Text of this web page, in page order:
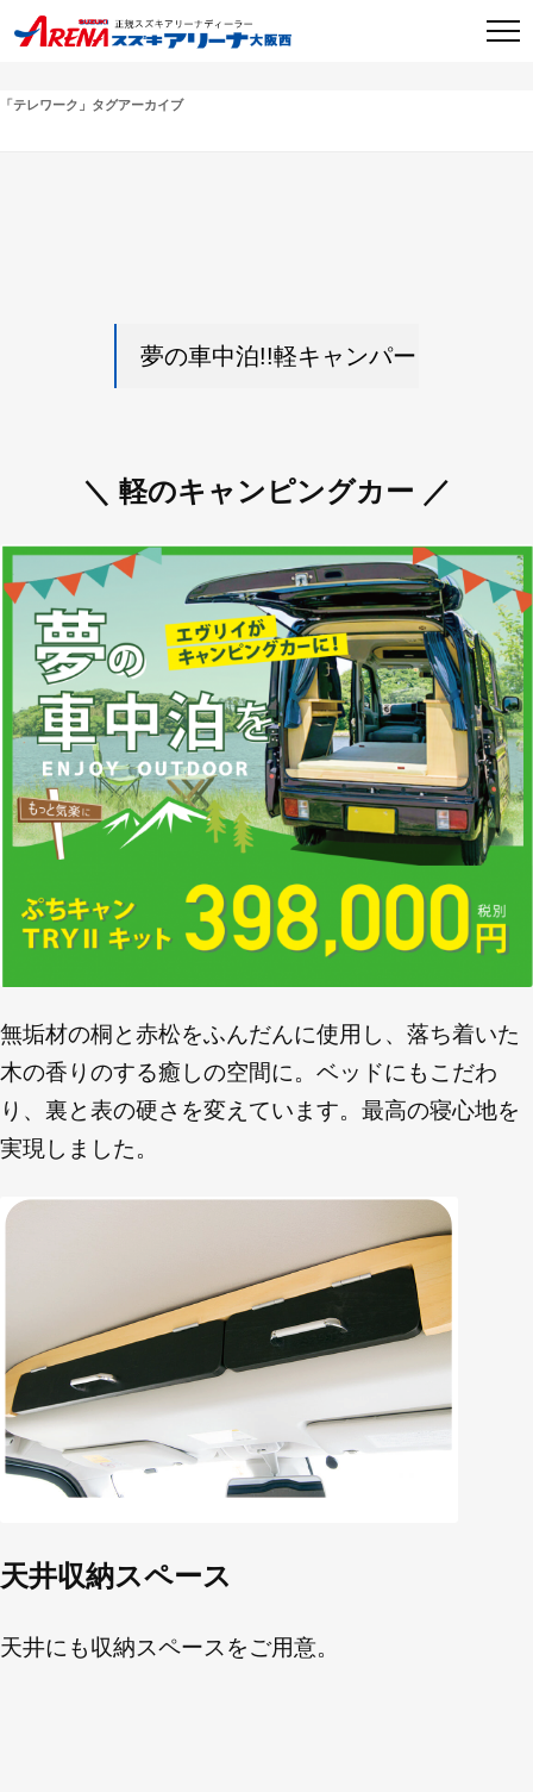
「テレワーク 」タグアーカイブ
夢の車中泊!!軽キャンパー
＼ 軽のキャンピングカー ／
無垢材の桐と赤松をふんだんに使用し、落ち着いた
木の香りのする癒しの空間に。ベッドにもこだわ
り、裏と表の硬さを変えています。最高の寝心地を
実現しました。
天井収納スペース
天井にも収納スペースをご用意。